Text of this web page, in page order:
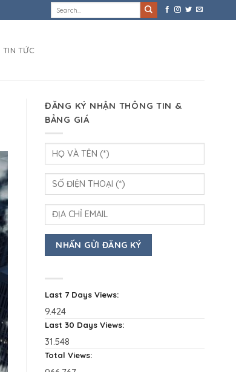
TIN TỨC
ĐĂNG KÝ NHẬN THÔNG TIN &
BẢNG GIÁ
Last 7 Days Views:
9.424
Last 30 Days Views:
31.548
Total Views: